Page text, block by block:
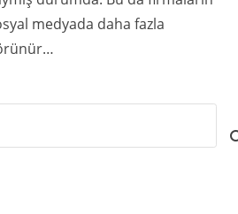
medyada daha fazla